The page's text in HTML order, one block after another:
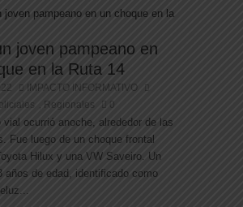
joven pampeano en
en la Ruta 14
IMPACTO INFORMATIVO
Regionales 0
vial ocurrió anoche, alrededor de las
Fue luego de un choque frontal
Hilux y una VW Saveiro. Un
años de edad, identificado como